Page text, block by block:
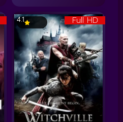
Full HD
4.1